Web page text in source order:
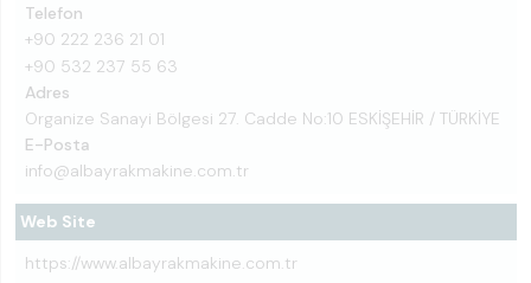
Telefon
+90 222 236 21 01
+90 532 237 55 63
Adres
Organize Sanayi Bölgesi 27. Cadde No:10 ESKİŞEHİR / TÜRKİYE
E-Posta
info@albayrakmakine.com.tr
Web Site
https://www.albayrakmakine.com.tr